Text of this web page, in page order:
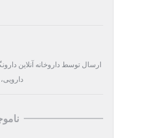
ارسال توسط داروخانه آنلاین